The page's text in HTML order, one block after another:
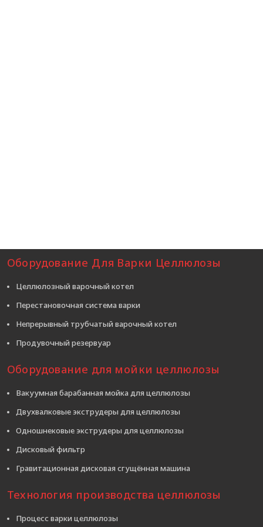
Оборудование Для Варки Целлюлозы
Целлюлозный варочный котел
Перестановочная система варки
Непрерывный трубчатый варочный котел
Продувочный резервуар
Оборудование для мойки целлюлозы
Вакуумная барабанная мойка для целлюлозы
Двухвалковые экструдеры для целлюлозы
Одношнековые экструдеры для целлюлозы
Дисковый фильтр
Гравитационная дисковая сгущённая машина
Технология производства целлюлозы
Процесс варки целлюлозы